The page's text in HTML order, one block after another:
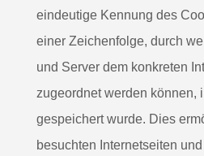
eindeutige Kennung des
einer Zeichenfolge, durch
und Server dem konkreten
zugeordnet werden können,
gespeichert wurde. Dies
besuchten Internetseiten